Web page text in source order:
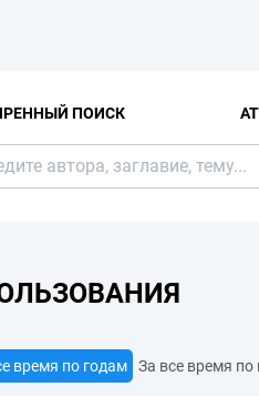
ПОИСК
время по годам За все время